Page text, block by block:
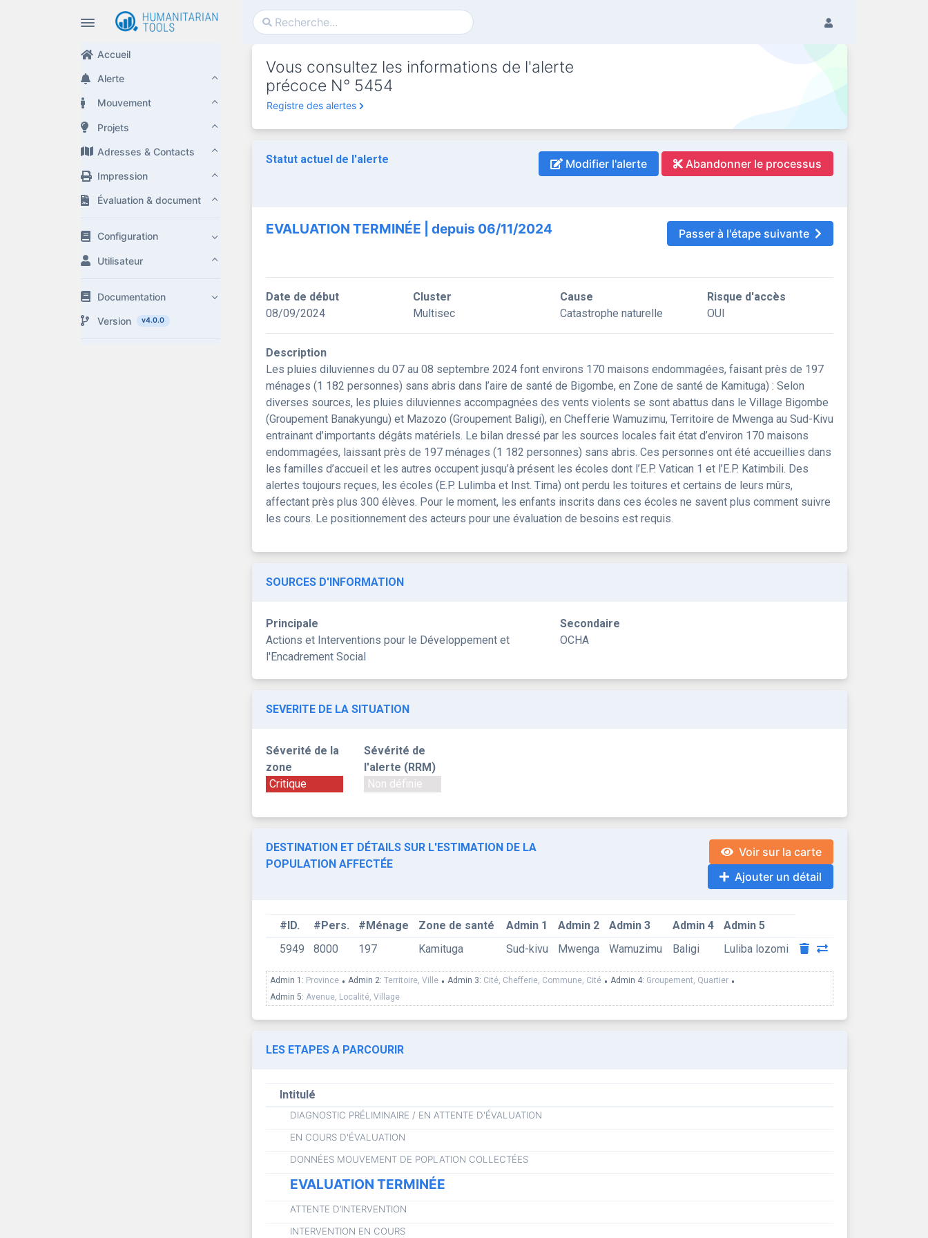
Accueil
Alerte
Mouvement
Projets
Adresses & Contacts
Impression
Évaluation & document
Configuration
Utilisateur
Documentation
Version v4.0.0
Vous consultez les informations de l'alerte
précoce N° 5454
Registre des alertes
Statut actuel de l'alerte Modifier l'alerte Abandonner le processus
EVALUATION TERMINÉE | depuis 06/11/2024 Passer à l'étape suivante
Date de début
08/09/2024
Cluster
Multisec
Cause
Catastrophe naturelle
Risque d'accès
OUI
Description
Les pluies diluviennes du 07 au 08 septembre 2024 font environs 170 maisons endommagées, faisant près de 197
ménages (1 182 personnes) sans abris dans l’aire de santé de Bigombe, en Zone de santé de Kamituga) : Selon
diverses sources, les pluies diluviennes accompagnées des vents violents se sont abattus dans le Village Bigombe
(Groupement Banakyungu) et Mazozo (Groupement Baligi), en Chefferie Wamuzimu, Territoire de Mwenga au Sud-Kivu
entrainant d’importants dégâts matériels. Le bilan dressé par les sources locales fait état d’environ 170 maisons
endommagées, laissant près de 197 ménages (1 182 personnes) sans abris. Ces personnes ont été accueillies dans
les familles d’accueil et les autres occupent jusqu’à présent les écoles dont l’E.P. Vatican 1 et l’E.P. Katimbili. Des
alertes toujours reçues, les écoles (E.P. Lulimba et Inst. Tima) ont perdu les toitures et certains de leurs mûrs,
affectant près plus 300 élèves. Pour le moment, les enfants inscrits dans ces écoles ne savent plus comment suivre
les cours. Le positionnement des acteurs pour une évaluation de besoins est requis.
SOURCES D'INFORMATION
Principale
Actions et Interventions pour le Développement et
l'Encadrement Social
Secondaire
OCHA
SEVERITE DE LA SITUATION
Séverité de la
zone
Critique
Sévérité de
l'alerte (RRM)
Non définie
DESTINATION ET DÉTAILS SUR L'ESTIMATION DE LA
POPULATION AFFECTÉE
Voir sur la carte
Ajouter un détail
#ID. #Pers. #Ménage Zone de santé Admin 1 Admin 2 Admin 3 Admin 4
Admin 5
5949
8000 197 Kamituga Sud-kivu Mwenga Wamuzimu Baligi Luliba lozomi
Admin 1: Province • Admin 2: Territoire, Ville • Admin 3: Cité, Chefferie, Commune, Cité • Admin 4: Groupement, Quartier •
Admin 5: Avenue, Localité, Village
LES ETAPES A PARCOURIR
Intitulé
DIAGNOSTIC PRÉLIMINAIRE / EN ATTENTE D'ÉVALUATION
EN COURS D'ÉVALUATION
DONNÉES MOUVEMENT DE POPLATION COLLECTÉES
EVALUATION TERMINÉE
ATTENTE D’INTERVENTION
INTERVENTION EN COURS